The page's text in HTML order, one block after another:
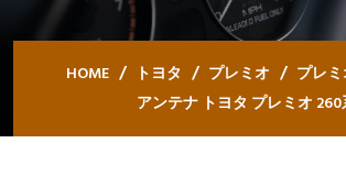
HOME トヨタ プレミオ
プレ
アンテナ トヨタ プレミオ 260